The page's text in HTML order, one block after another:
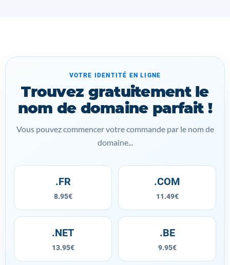
VOTRE IDENTITÉ EN LIGNE
Trouvez gratuitement le
nom de domaine parfait !
Vous pouvez commencer votre commande par le nom de
domaine...
.FR
8.95€
.COM
11.49€
.NET
13.95€
.BE
9.95€